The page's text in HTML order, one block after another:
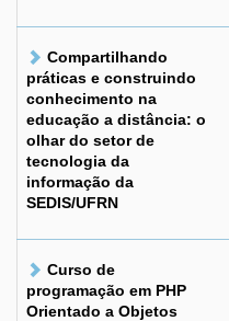
Compartilhando
práticas e construindo
conhecimento na
educação a distância: o
olhar do setor de
tecnologia da
informação da
SEDIS/UFRN
Curso de
programação em PHP
Orientado a Objetos